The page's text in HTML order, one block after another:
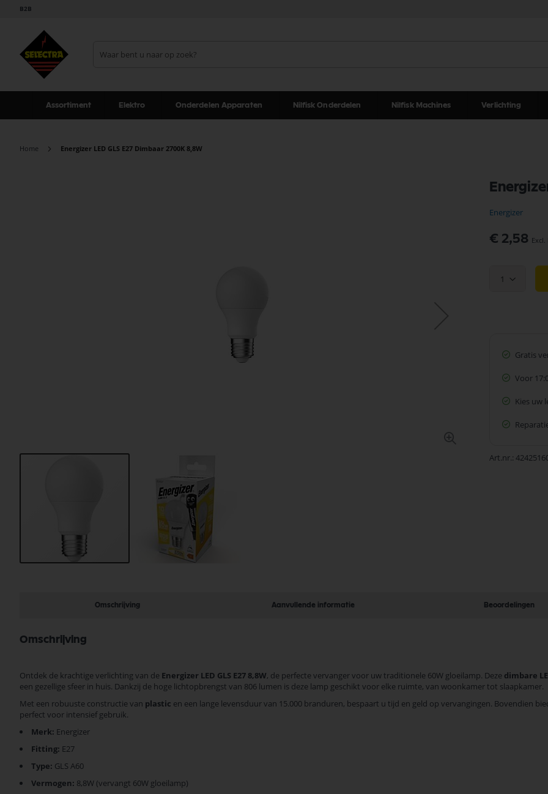
B2B
Assortiment Elektro Onderdelen Apparaten Nilfisk Onderdelen Nilfisk Machines Verlichting
Home Energizer LED GLS E27 Dimbaar 2700K 8,8W
Energizer
€ 2,58
1
Gratis
Voor
Kies uw
Art.nr.
afbeeldingen-
gallerij
Omschrijving Aanvullende informatie Beoordelingen
Omschrijving
Ontdek de krachtige verlichting van de Energizer LED GLS E27 8,8W, de perfecte vervanger voor uw traditionele 60W gloeilamp. Deze dimbare
een gezellige sfeer in huis. Dankzij de hoge lichtopbrengst van 806 lumen is deze lamp geschikt voor elke ruimte, van woonkamer tot slaapkamer.
Met een robuuste constructie van plastic en een lange levensduur van 15.000 branduren, bespaart u tijd en geld op vervangingen. Bovendien
perfect voor intensief gebruik.
Merk: Energizer
Fitting: E27
Type: GLS A60
Vermogen: 8,8W (vervangt 60W gloeilamp)